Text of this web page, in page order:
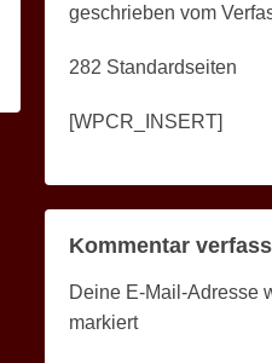
geschrieben vom
282 Standardseiten
[WPCR_INSERT]
Kommentar
Deine E-Mail-Adresse
markiert